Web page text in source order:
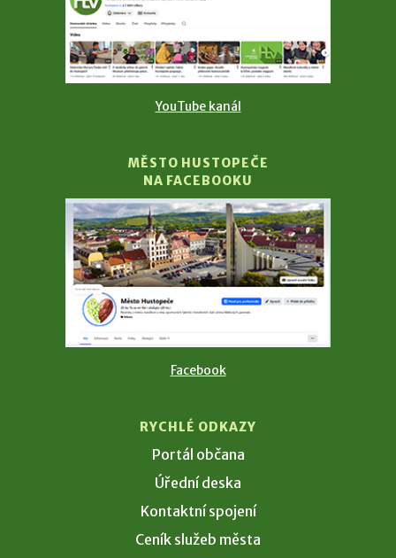
YouTube kanál
MĚSTO HUSTOPEČE
NA FACEBOOKU
Facebook
RYCHLÉ ODKAZY
Portál občana
Úřední deska
Kontaktní spojení
Ceník služeb města